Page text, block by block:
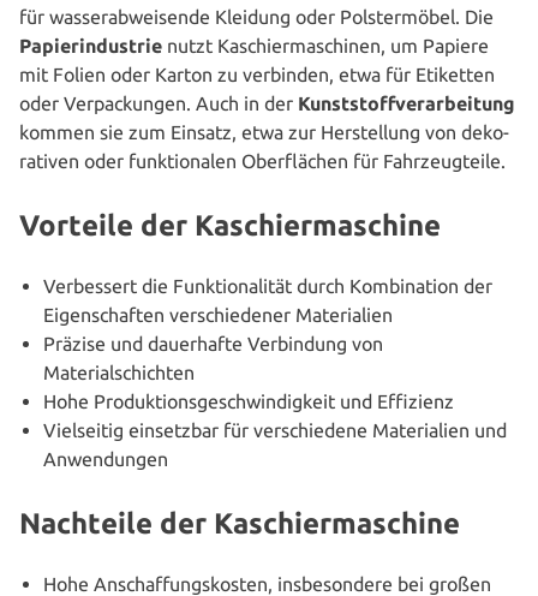
für was­ser­ab­wei­sen­de Kleidung oder Pols­ter­mö­bel. Die
Papier­in­dus­trie nutzt Kaschier­ma­schi­nen, um Papiere
mit Folien oder Karton zu verbinden, etwa für Etiketten
oder Ver­pa­ckun­gen. Auch in der Kunst­stoff­ver­ar­bei­tung
kommen sie zum Einsatz, etwa zur Her­stel­lung von deko­
ra­ti­ven oder funk­tio­na­len Ober­flä­chen für Fahrzeugteile.
Vorteile der Kaschiermaschine
Ver­bes­sert die Funk­tio­na­li­tät durch Kom­bi­na­ti­on der
Eigen­schaf­ten ver­schie­de­ner Materialien
Präzise und dau­er­haf­te Ver­bin­dung von
Materialschichten
Hohe Pro­duk­ti­ons­ge­schwin­dig­keit und Effizienz
Viel­sei­tig ein­setz­bar für ver­schie­de­ne Mate­ria­li­en und
Anwendungen
Nachteile der Kaschiermaschine
Hohe Anschaf­fungs­kos­ten, ins­be­son­de­re bei großen